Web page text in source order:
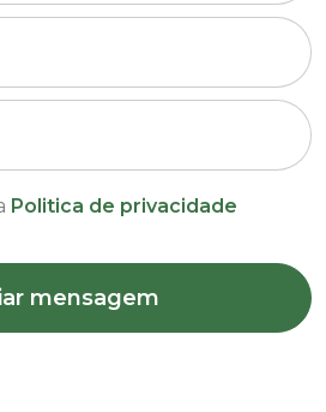
Politica de privacidade
mensagem